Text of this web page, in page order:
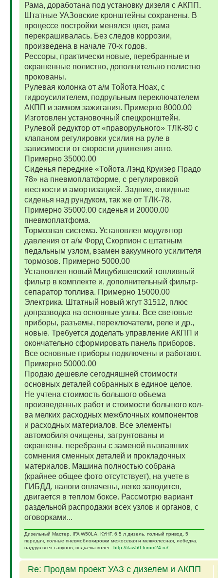
Рама, доработана под установку дизеля с АКПП.
Штатные УАЗовские кронштейны сохранены. В
процессе постройки менялся цвет, рама
перекрашивалась. Без следов коррозии,
произведена в начале 70-х годов.
Рессоры, практически новые, перебранные и
окрашенные полистно, дополнительно полистно
прокованы.
Рулевая колонка от а/м Тойота Ноах, с
гидроусилителем, подрульным переключателем
АКПП и замком зажигания. Примерно 8000.00
Изготовлен установочный спецкронштейн.
Рулевой редуктор от «праворульного» ТЛК-80 с
клапаном регулировки усилия на руле в
зависимости от скорости движения авто.
Примерно 35000.00
Сиденья передние «Тойота Лэнд Круизер Прадо
78» на пневмоплатформе, с регулировкой
жесткости и амортизацией. Задние, откидные
сиденья над рундуком, так же от ТЛК-78.
Примерно 35000.00 сиденья и 20000.00
пневмоплатфома.
Тормозная система. Установлен модулятор
давления от а/м Форд Скорпион с штатным
педальным узлом, взамен вакуумного усилителя
тормозов. Примерно 5000.00
Установлен новый Мицубишевский топливный
фильтр в комплекте и, дополнительный фильтр-
сепаратор топлива. Примерно 15000.00
Электрика. Штатный новый жгут 31512, плюс
допразводка на основные узлы. Все световые
приборы, разъемы, переключатели, реле и др.,
новые. Требуется доделать управление АКПП и
окончательно сформировать панель приборов.
Все основные приборы подключены и работают.
Примерно 50000.00
Продаю дешевле сегодняшней стоимости
основных деталей собранных в единое целое.
Не учтена стоимость большого объема
произведенных работ и стоимости большого кол-
ва мелких расходных межблочных компонентов
и расходных материалов. Все элементы
автомобиля очищены, загрунтованы и
окрашены, перебраны с заменой вызвавших
сомнения сменных деталей и прокладочных
материалов. Машина полностью собрана
(крайнее общее фото отсутствует), на учете в
ГИБДД, налоги оплачены, легко заводится,
двигается в теплом боксе. Рассмотрю вариант
раздельной распродажи всех узлов и органов, с
оговорками...
Дизельный Мастер. IFA W50LA, КУНГ, 6,5 л дизель, полный привод, 5
передач, полные пневмоблокировки межосевая и межколесная, лебедка,
наддув всех сапунов, подкачка колес. http://ifaw50.forum24.ru/
Re: Продам проект УАЗ с дизелем и АКПП